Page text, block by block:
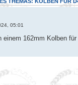
05:01
einem 162mm Kolben